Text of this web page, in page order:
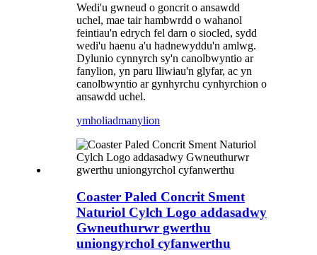
Wedi'u gwneud o goncrit o ansawdd
uchel, mae tair hambwrdd o wahanol
feintiau'n edrych fel darn o siocled, sydd
wedi'u haenu a'u hadnewyddu'n amlwg.
Dylunio cynnyrch sy'n canolbwyntio ar
fanylion, yn paru lliwiau'n glyfar, ac yn
canolbwyntio ar gynhyrchu cynhyrchion o
ansawdd uchel.
ymholiadmanylion
Coaster Paled Concrit Sment
Naturiol Cylch Logo addasadwy
Gwneuthurwr gwerthu
uniongyrchol cyfanwerthu